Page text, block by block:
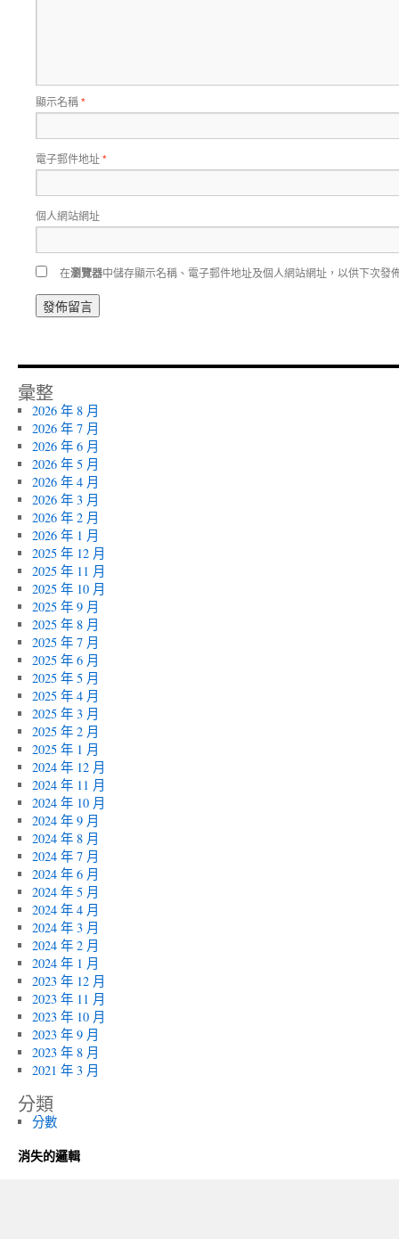
顯示名稱*
電子郵件地址*
個人網站網址
在瀏覽器中儲存顯示名稱、電子郵件地址及個人網站網址，以供下次發
彙整
2026 年 8 月
2026 年 7 月
2026 年 6 月
2026 年 5 月
2026 年 4 月
2026 年 3 月
2026 年 2 月
2026 年 1 月
2025 年 12 月
2025 年 11 月
2025 年 10 月
2025 年 9 月
2025 年 8 月
2025 年 7 月
2025 年 6 月
2025 年 5 月
2025 年 4 月
2025 年 3 月
2025 年 2 月
2025 年 1 月
2024 年 12 月
2024 年 11 月
2024 年 10 月
2024 年 9 月
2024 年 8 月
2024 年 7 月
2024 年 6 月
2024 年 5 月
2024 年 4 月
2024 年 3 月
2024 年 2 月
2024 年 1 月
2023 年 12 月
2023 年 11 月
2023 年 10 月
2023 年 9 月
2023 年 8 月
2021 年 3 月
分類
分數
消失的邏輯